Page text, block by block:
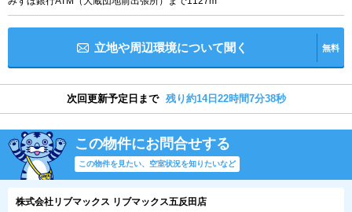
立地や周辺環境について聞く 無料
次回更新予定日まで 残り約14日22時間7分37秒
この物件にお問合せする
この物件を見たい、空室状況を知りたいなど
株式会社リブマックス リブマックス五反田店